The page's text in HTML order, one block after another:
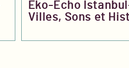
Eko-Écho
Villes, Sons et